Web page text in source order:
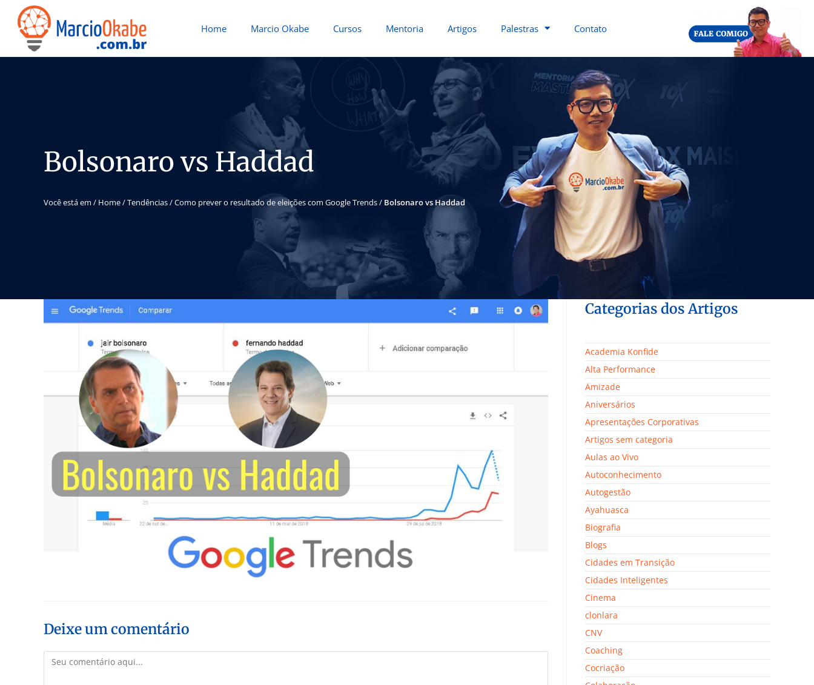
Home Marcio Okabe Cursos Mentoria Artigos Palestras Contato
Bolsonaro vs Haddad
Você está em / Home/Tendências/Como prever o resultado de eleições com Google Trends/ Bolsonaro vs Haddad
Deixe um comentário
Categorias dos Artigos
Academia Konfide
Alta Performance
Amizade
Aniversários
Apresentações Corporativas
Artigos sem categoria
Aulas ao Vivo
Autoconhecimento
Autogestão
Ayahuasca
Biografia
Blogs
Cidades em Transição
Cidades Inteligentes
Cinema
clonlara
CNV
Coaching
Cocriação